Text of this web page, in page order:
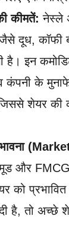
कीमतें: नेस्ले
दूध, कॉफी
है। इन
कंपनी के
शेयर की
भावना
और
को
है, तो अच्छे